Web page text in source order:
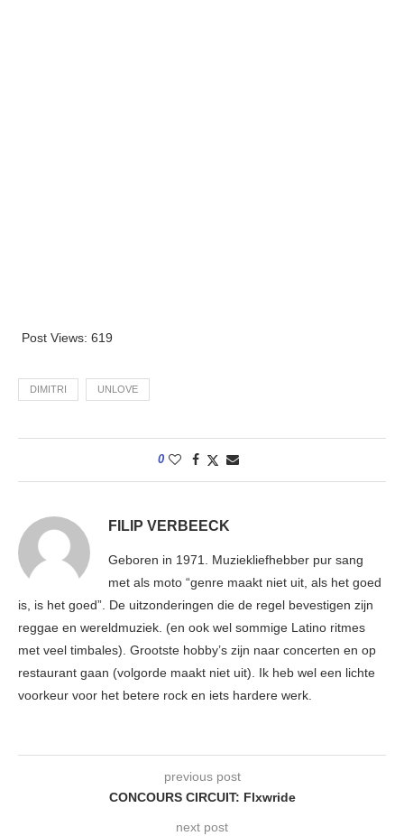
Post Views: 619
DIMITRI UNLOVE
0
FILIP VERBEECK
Geboren in 1971. Muziekliefhebber pur sang
met als moto “genre maakt niet uit, als het goed
is, is het goed”. De uitzonderingen die de regel bevestigen zijn
reggae en wereldmuziek. (en ook wel sommige Latino ritmes
met veel timbales). Grootste hobby’s zijn naar concerten en op
restaurant gaan (volgorde maakt niet uit). Ik heb wel een lichte
voorkeur voor het betere rock en iets hardere werk.
previous post
CONCOURS CIRCUIT: Flxwride
next post